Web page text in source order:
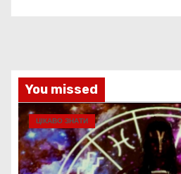
You missed
ЦІКАВО ЗНАТИ